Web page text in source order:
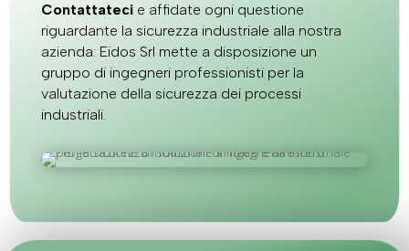
Contattatecie affidate ogni questione
riguardante la sicurezza industriale alla nostra
azienda: Eidos Srl mette a disposizione un
gruppo di ingegneri professionisti per la
valutazione della sicurezza dei processi
industriali.